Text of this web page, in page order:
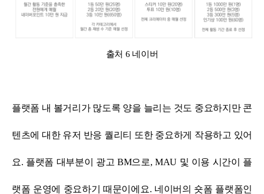
출처 6 네이버
플랫폼 내 볼거리가 많도록 양을 늘리는 것도 중요하지만 콘
텐츠에 대한 유저 반응 퀄리티 또한 중요하게 작용하고 있어
요. 플랫폼 대부분이 광고 BM으로, MAU 및 이용 시간이 플
랫폼 운영에 중요하기 때문이에요. 네이버의 숏폼 플랫폼인